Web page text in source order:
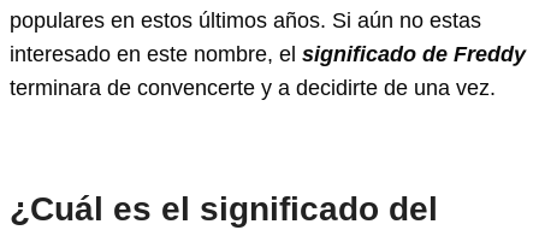
populares en estos últimos años. Si aún no estas
interesado en este nombre, el significado de Freddy
terminara de convencerte y a decidirte de una vez.
¿Cuál es el significado del